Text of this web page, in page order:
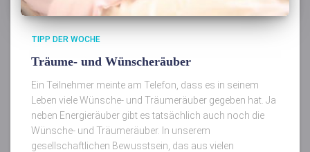
TIPP DER WOCHE
Träume- und Wünscheräuber
Ein Teilnehmer meinte am Telefon, dass es in seinem
Leben viele Wünsche- und Träumeräuber gegeben hat. Ja
neben Energieräuber gibt es tatsächlich auch noch die
Wünsche- und Träumeräuber. In unserem
gesellschaftlichen Bewusstsein, das aus vielen